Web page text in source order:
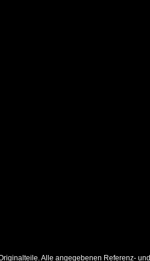
Alle angegebenen Referenz- und